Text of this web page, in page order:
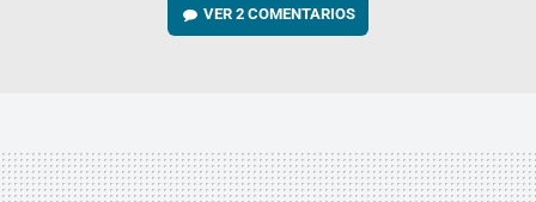
VER2 COMENTARIOS